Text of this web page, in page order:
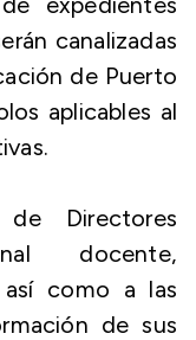
canalizadas
de Puerto
aplicables al
Directores
docente,
como a las
de sus